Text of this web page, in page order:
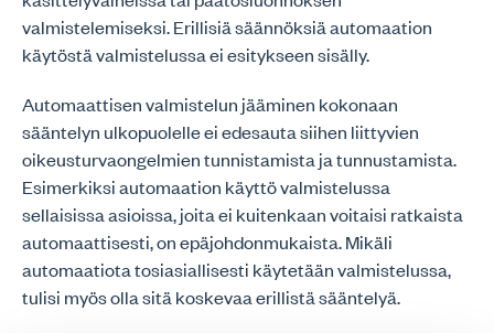
valmistelemiseksi. Erillisiä säännöksiä automaation
käytöstä valmistelussa ei esitykseen sisälly.
Automaattisen valmistelun jääminen kokonaan
sääntelyn ulkopuolelle ei edesauta siihen liittyvien
oikeusturvaongelmien tunnistamista ja tunnustamista.
Esimerkiksi automaation käyttö valmistelussa
sellaisissa asioissa, joita ei kuitenkaan voitaisi ratkaista
automaattisesti, on epäjohdonmukaista. Mikäli
automaatiota tosiasiallisesti käytetään valmistelussa,
tulisi myös olla sitä koskevaa erillistä sääntelyä.